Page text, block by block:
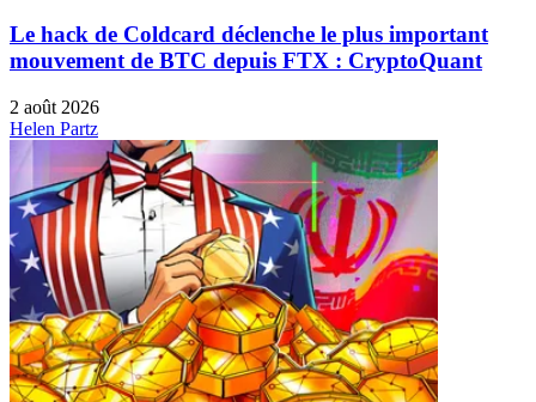
Le hack de Coldcard déclenche le plus important
mouvement de BTC depuis FTX : CryptoQuant
2 août 2026
Helen Partz